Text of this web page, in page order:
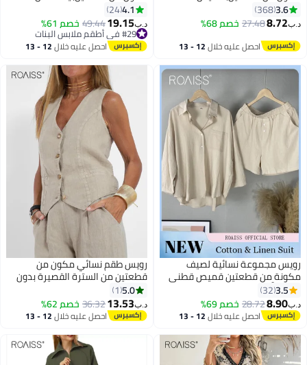
كلاسيكي من القطن والكتان بلون
واحد، موضة جديدة، ملابس صيفية
ربيعية بمقاسات كبيرة للنساء،
قميص بأكمام طويلة، ياقة دائرية،
3.6
368
د.ب‏8.72
27.48خصم 68%
احصل عليه خلال 12 - 13
كارديغان بأكمام منفوخة وفستان بلا
أكمام، طقم أنيق وراقي للسيدات،
مثالي للارتداء اليومي وحفلات
الزفاف والحفلات والأنشطة الخارجية
4.1
24
د.ب‏19.15
49.44خصم 61%
#29 في أطقم ملابس البنات
#29 في أطقم ملابس البنات احصل عليه خلال 12 - 13
رويس مجموعة نسائية لصيف
مكونة من قطعتين قميص قطني
من الكَتَّان بلون سادة وياقة ذات
طيات شورت عالي الخصر بنفس
اللون مجموعة تتكون من قميص
بأزرار وأكمام طويلة وشورت مطاطي
للراحة
3.5
32
د.ب‏8.90
28.72خصم 69%
احصل عليه خلال 12 - 13
رويس طقم نسائي مكون من
قطعتين من السترة القصيرة بدون
أكمام وفتحة رقبة على شكل حرف
V وبنطلون واسع الساق وبدلة
صيفية من الكتان المتطابق مع أزرار
أمامية وصدرية أنيقة مرقعة من
قطعتين مع جيوب بلون سادة
5.0
1
د.ب‏13.53
36.32خصم 62%
احصل عليه خلال 12 - 13